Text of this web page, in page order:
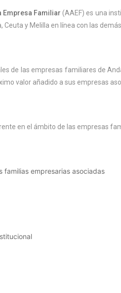
Empresa Familiar (AAEF) es una
y Melilla en línea con las
de las empresas familiares de
valor añadido a sus empresas
en el ámbito de las empresas
familias empresarias asociadas